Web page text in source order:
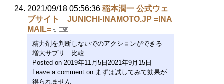
2021/09/18 05:56:36 稲本潤一 公式ウェ
ブサイト JUNICHI-INAMOTO.JP =INA
MAIL=
精力剤を判断しないでのアクションができる
増大サプリ 比較
Posted on 2019年11月5日2021年9月15日
Leave a comment on まずは試してみて効果が
得られません